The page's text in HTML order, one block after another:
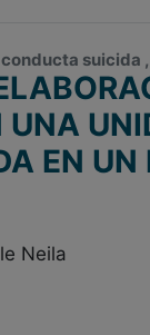
suicida
UNA
EN UN
Neila